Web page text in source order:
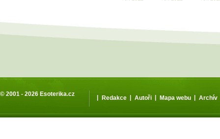
© 2001 - 2026 Esoterika.cz
Redakce Autoři Mapa webu Archív